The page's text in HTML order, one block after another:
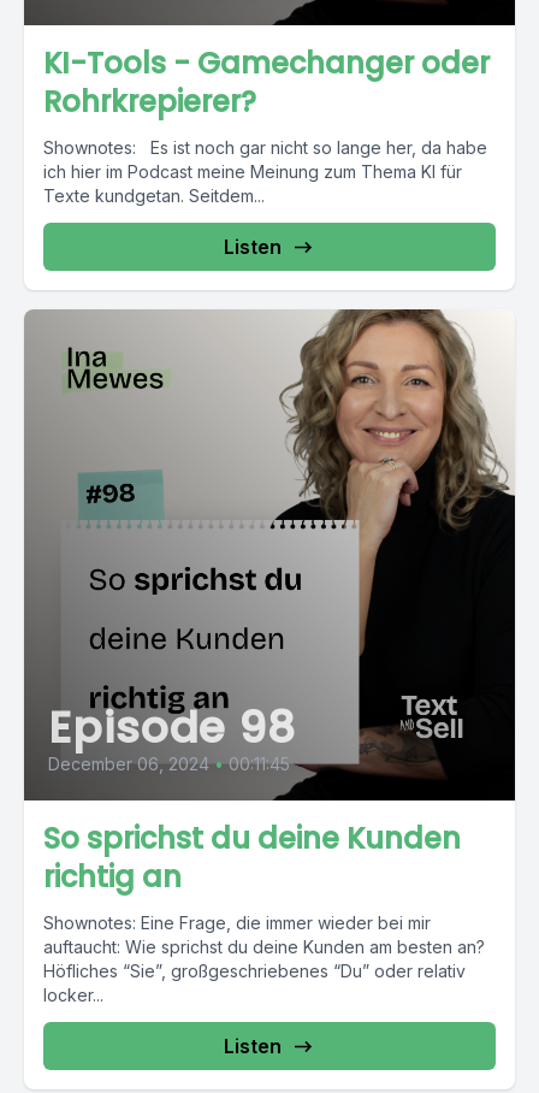
KI-Tools - Gamechanger oder
Rohrkrepierer?
Shownotes: Es ist noch gar nicht so lange her, da habe
ich hier im Podcast meine Meinung zum Thema KI für
Texte kundgetan. Seitdem...
Listen
Episode 98
December 06, 2024 • 00:11:45
So sprichst du deine Kunden
richtig an
Shownotes: Eine Frage, die immer wieder bei mir
auftaucht: Wie sprichst du deine Kunden am besten an?
Höfliches “Sie”, großgeschriebenes “Du” oder relativ
locker...
Listen